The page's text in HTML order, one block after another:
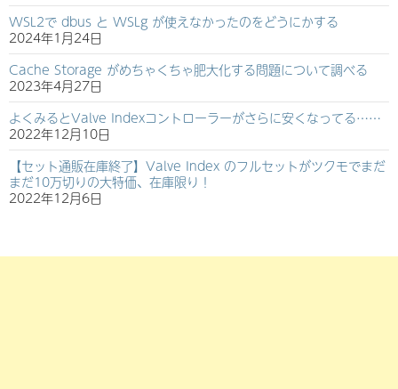
WSL2で dbus と WSLg が使えなかったのをどうにかする
2024年1月24日
Cache Storage がめちゃくちゃ肥大化する問題について調べる
2023年4月27日
よくみるとValve Indexコントローラーがさらに安くなってる……
2022年12月10日
【セット通販在庫終了】Valve Index のフルセットがツクモでまだ
まだ10万切りの大特価、在庫限り！
2022年12月6日